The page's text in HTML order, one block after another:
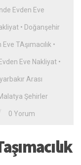
Evden Eve
• Doğanşehir
TAşımacılık •
Eve Nakliyat •
Arası
Şehirler
0 Yorum